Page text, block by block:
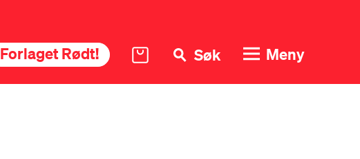
Forlaget Rødt! Søk Meny